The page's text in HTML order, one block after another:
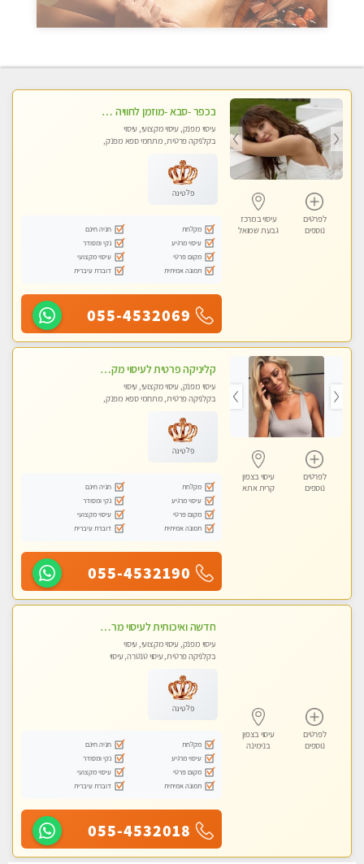
לפרטים
נוספים
עיסוי במרכז
גבעת שמואל
בכפר -סבא -מוזמן לחוויה בלתי נשכחת!!!עיסוי מפנק ביותר מומלץ לחלוטין!!!
עיסוי מפנק, עיסוי מקצועי, עיסוי
בקלניקה פרטית, מתחמי ספא מפנק,
לנשים בלבד
פלטינה
מקלחת
חניה חינם
עיסוי מרגיע
נקי ומסודר
מקום פרטי
עיסוי מקצועי
תמונה אמיתית
דוברת עיברית
055-4532069
לפרטים
נוספים
עיסוי בצפון
קרית אתא
קליניקה פרטית לעיסוי מקצועי ואלטרנטיבי ברמה גבוהה VIP תתקשר ..... highly recommended..new in the city
עיסוי מפנק, עיסוי מקצועי, עיסוי
בקלניקה פרטית, מתחמי ספא מפנק,
טנטרה, עיסוי מגבר לגבר, עיסוי מגבר
לאישה
פלטינה
מקלחת
חניה חינם
עיסוי מרגיע
נקי ומסודר
מקום פרטי
עיסוי מקצועי
תמונה אמיתית
דוברת עיברית
055-4532190
לפרטים
נוספים
עיסוי בצפון
בנימינה
חדשה ואיכותית לעיסוי מרגיע ומפנק VIP-מומלץ לחלוטין! פרטי! ​​​​​​ Highly recommended
עיסוי מפנק, עיסוי מקצועי, עיסוי
בקלניקה פרטית, עיסוי טנטרה, עיסוי
פלטינה
מקלחת
חניה חינם
עיסוי מרגיע
נקי ומסודר
מקום פרטי
עיסוי מקצועי
תמונה אמיתית
דוברת עיברית
055-4532018